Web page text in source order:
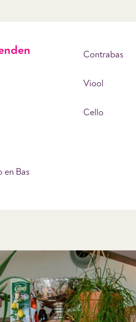
en Bas
Contrabas
Viool
Cello